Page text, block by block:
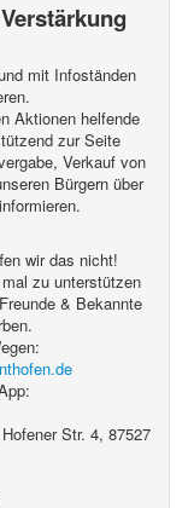
mit Infoständen
Aktionen helfende
zur Seite
Verkauf von
Bürgern über
wir das nicht!
zu unterstützen
& Bekannte
Str. 4, 87527